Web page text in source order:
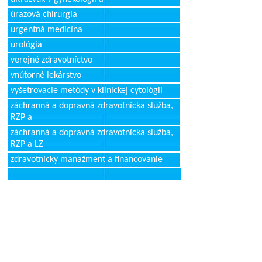
úrazová chirurgia
urgentná medicína
urológia
verejné zdravotníctvo
vnútorné lekárstvo
vyšetrovacie metódy v klinickej cytológii
záchranná a dopravná zdravotnícka služba,
RZP a
záchranná a dopravná zdravotnícka služba,
RZP a LZ
zdravotnícky manažment a financovanie